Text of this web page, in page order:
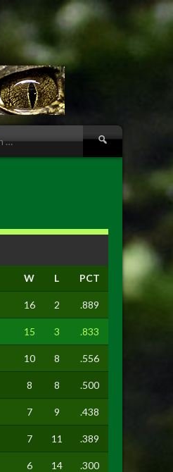
Suche
W L PCT
16 2 .889
15 3 .833
10 8 .556
8 8 .500
7 9 .438
7 11 .389
6 14 .300